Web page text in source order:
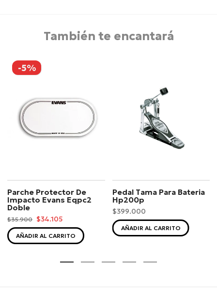
También te encantará
-5%
Parche Protector De
Impacto Evans Eqpc2
Doble
$35.900 $34.105
AÑADIR AL CARRITO
Pedal Tama Para Bateria
Hp200p
$399.000
AÑADIR AL CARRITO